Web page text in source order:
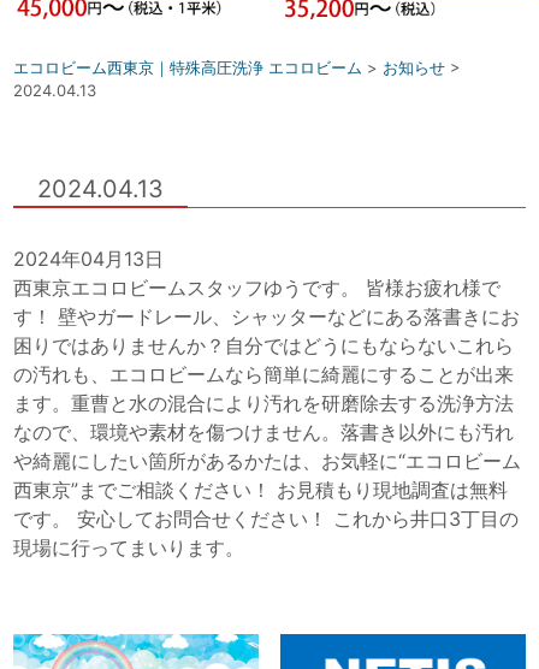
エコロビーム西東京｜特殊高圧洗浄 エコロビーム > お知らせ >
2024.04.13
2024.04.13
2024年04月13日
西東京エコロビームスタッフゆうです。 皆様お疲れ様で
す！ 壁やガードレール、シャッターなどにある落書きにお
困りではありませんか？自分ではどうにもならないこれら
の汚れも、エコロビームなら簡単に綺麗にすることが出来
ます。重曹と水の混合により汚れを研磨除去する洗浄方法
なので、環境や素材を傷つけません。落書き以外にも汚れ
や綺麗にしたい箇所があるかたは、お気軽に“エコロビーム
西東京”までご相談ください！ お見積もり現地調査は無料
です。 安心してお問合せください！ これから井口3丁目の
現場に行ってまいります。